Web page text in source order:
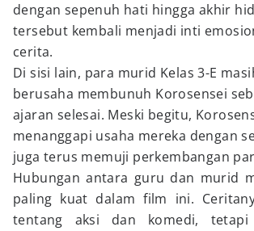
dengan sepenuh hati hingga akhir
tersebut kembali menjadi inti
cerita.
Di sisi lain, para murid Kelas 3-E
berusaha membunuh Korosensei
ajaran selesai. Meski begitu,
menanggapi usaha mereka dengan
juga terus memuji perkembangan
Hubungan antara guru dan murid
paling kuat dalam film ini.
tentang aksi dan komedi,